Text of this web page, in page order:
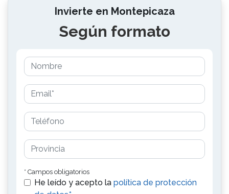
Invierte en Montepicaza
Según formato
* Campos obligatorios
He leído y acepto la política de protección